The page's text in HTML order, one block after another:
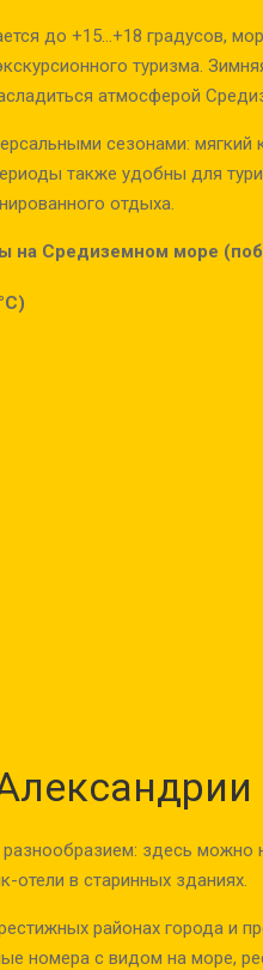
до +15…+18 градусов,
туризма.
атмосферой
сезонами: мягкий
также удобны для
отдыха.
на Средиземном море
здесь можно
отели в старинных зданиях.
районах города и
номера с видом на море,